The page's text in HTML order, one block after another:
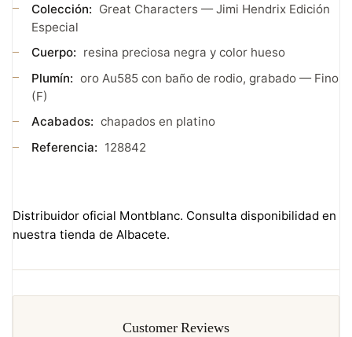
Colección: Great Characters — Jimi Hendrix Edición
Especial
Cuerpo: resina preciosa negra y color hueso
Plumín: oro Au585 con baño de rodio, grabado — Fino
(F)
Acabados: chapados en platino
Referencia: 128842
Distribuidor oficial Montblanc. Consulta disponibilidad en
nuestra tienda de Albacete.
Customer Reviews